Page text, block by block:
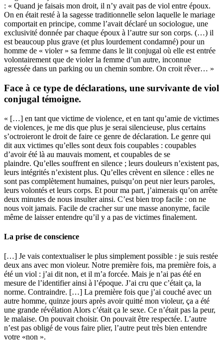
: « Quand je faisais mon droit, il n’y avait pas de viol entre époux.
On en était resté à la sagesse traditionnelle selon laquelle le mariage
comportait en principe, comme l’avait déclaré un sociologue, une
exclusivité donnée par chaque époux à l’autre sur son corps. (…) il
est beaucoup plus grave (et plus lourdement condamné) pour un
homme de « violer » sa femme dans le lit conjugal où elle est entrée
volontairement que de violer la femme d’un autre, inconnue
agressée dans un parking ou un chemin sombre. On croit rêver… »
Face à ce type de déclarations, une survivante de viol
conjugal témoigne.
« […] en tant que victime de violence, et en tant qu’amie de victimes
de violences, je me dis que plus je serai silencieuse, plus certains
s’octroieront le droit de faire ce genre de déclaration. Le genre qui
dit aux victimes qu’elles sont deux fois coupables : coupables
d’avoir été là au mauvais moment, et coupables de se
plaindre. Qu’elles souffrent en silence ; leurs douleurs n’existent pas,
leurs intégrités n’existent plus. Qu’elles crèvent en silence : elles ne
sont pas complètement humaines, puisqu’on peut nier leurs paroles,
leurs volontés et leurs corps. Et pour ma part, j’aimerais qu’on arrête
deux minutes de nous insulter ainsi. C’est bien trop facile : on ne
nous voit jamais. Facile de cracher sur une masse anonyme, facile
même de laisser entendre qu’il y a pas de victimes finalement.
La prise de conscience
[…] Je vais contextualiser le plus simplement possible : je suis restée
deux ans avec mon violeur. Notre première fois, ma première fois, a
été un viol : j’ai dit non, et il m’a forcée. Mais je n’ai pas été en
mesure de l’identifier ainsi à l’époque. J’ai cru que c’était ça, la
norme. Contraindre. […] La première fois que j’ai couché avec un
autre homme, quinze jours après avoir quitté mon violeur, ça a été
une grande révélation Alors c’était ça le sexe. Ce n’était pas la peur,
le malaise. On pouvait choisir. On pouvait être respectée. L’autre
n’est pas obligé de vous faire plier, l’autre peut très bien entendre
votre «non ».